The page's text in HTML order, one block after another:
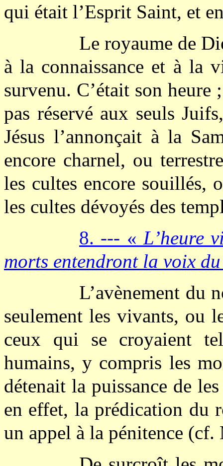
qui était l’Esprit Saint, et
Le royaume de
à la connaissance et à la
survenu. C’était son
pas réservé aux seuls
Jésus l’annonçait à la
encore charnel, ou
les cultes encore souillés,
les cultes dévoyés des
8. --- « L’heure
morts entendront la voix
L’avènement du
seulement les vivants, ou
ceux qui se croyaient
humains, y compris les
détenait la puissance de
en effet, la prédication du
un appel à la pénitence